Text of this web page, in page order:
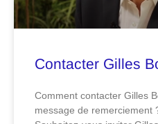
Contacter Gilles
Comment contacter Gilles
message de remerciement